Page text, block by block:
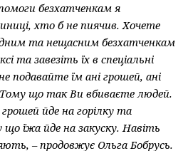
безхатченкам я
хто б не пиячив. Хочете
та нещасним безхатченкам
та завезіть їх в спеціальні
подавайте їм ані грошей, ані
Тому що так Ви вбиваєте людей.
йде на горілку та
їжа йде на закуску. Навіть
– продовжує Ольга Бобрусь.